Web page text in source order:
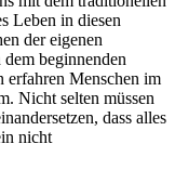
Leben in diesen
der eigenen
beginnenden
erfahren Menschen im
Nicht selten müssen
dass alles
nicht